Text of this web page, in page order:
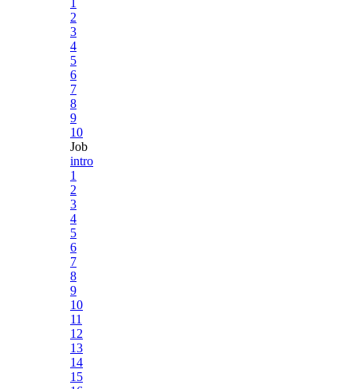
2
3
4
5
6
7
8
9
10
Job
intro
1
2
3
4
5
6
7
8
9
10
11
12
13
14
15